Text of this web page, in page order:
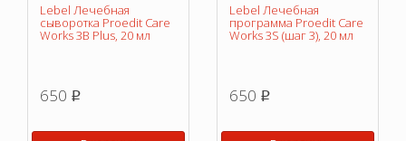
Lebel Лечебная
сыворотка Proedit Care
Works 3В Plus, 20 мл
650 p
Lebel Лечебная
программа Proedit Care
Works 3S (шаг 3), 20 мл
650 p